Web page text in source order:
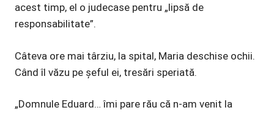
acest timp, el o judecase pentru „lipsă de
responsabilitate”.
Câteva ore mai târziu, la spital, Maria deschise ochii.
Când îl văzu pe șeful ei, tresări speriată.
„Domnule Eduard… îmi pare rău că n-am venit la